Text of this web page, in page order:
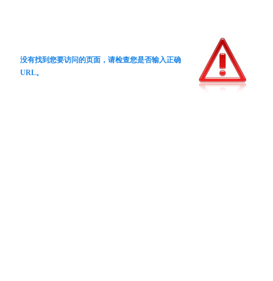
没有找到您要访问的页面，请检查您是否输入正确
URL。